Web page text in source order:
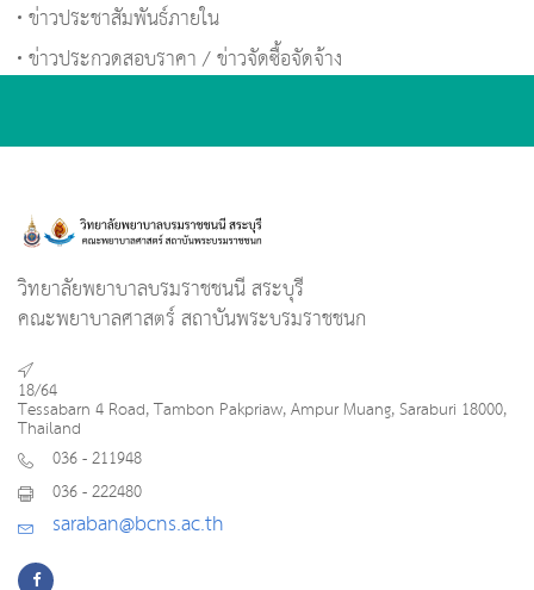
ข่าวประชาสัมพันธ์ภายใน
ข่าวประกวดสอบราคา / ข่าวจัดซื้อจัดจ้าง
วิทยาลัยพยาบาลบรมราชชนนี สระบุรี
คณะพยาบาลศาสตร์ สถาบันพระบรมราชชนก
18/64
Tessabarn 4 Road, Tambon Pakpriaw, Ampur Muang, Saraburi 18000,
Thailand
036 - 211948
036 - 222480
saraban@bcns.ac.th